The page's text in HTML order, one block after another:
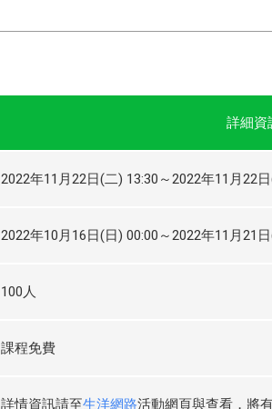
詳細資
2022年11月22日(二) 13:30～2022年11月22
2022年10月16日(日) 00:00～2022年11月21
100人
課程免費
詳情資訊請至生洋網路活動網頁與查看，將